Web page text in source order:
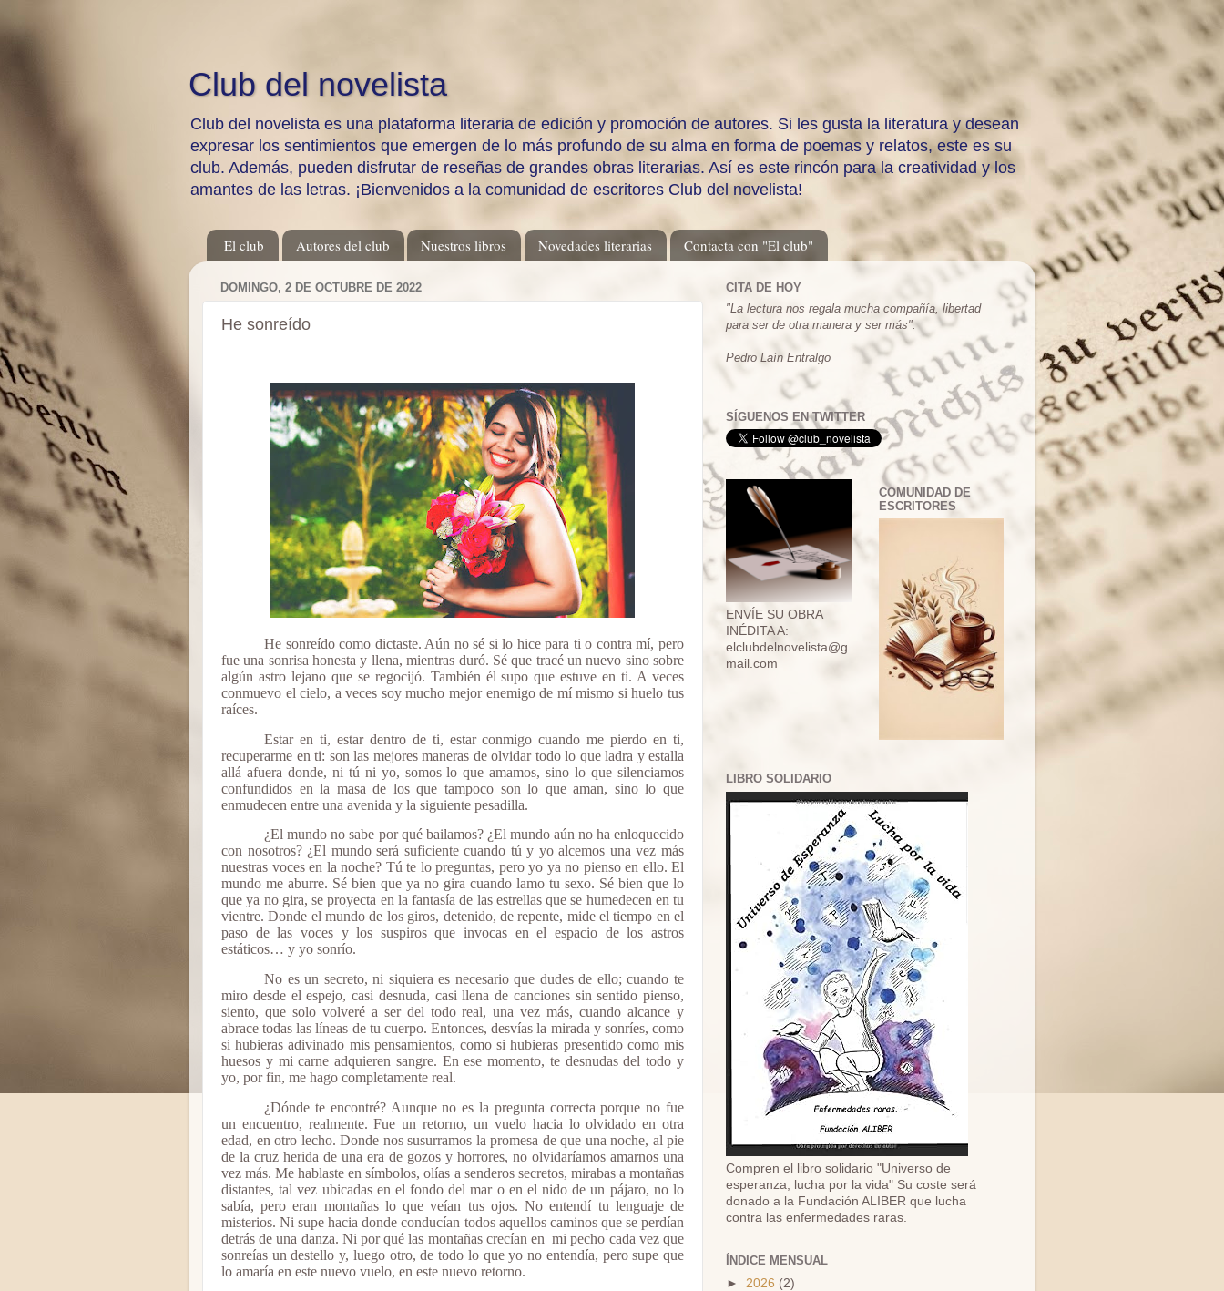
Club del novelista
Club del novelista es una plataforma literaria de edición y promoción de autores. Si les gusta la literatura y desean
expresar los sentimientos que emergen de lo más profundo de su alma en forma de poemas y relatos, este es su
club. Además, pueden disfrutar de reseñas de grandes obras literarias. Así es este rincón para la creatividad y los
amantes de las letras. ¡Bienvenidos a la comunidad de escritores Club del novelista!
El club Autores del club Nuestros libros Novedades literarias Contacta con "El club"
DOMINGO, 2 DE OCTUBRE DE 2022
He sonreído
He sonreído como dictaste. Aún no sé si lo hice para ti o contra mí, pero
fue una sonrisa honesta y llena, mientras duró. Sé que tracé un nuevo sino sobre
algún astro lejano que se regocijó. También él supo que estuve en ti. A veces
conmuevo el cielo, a veces soy mucho mejor enemigo de mí mismo si huelo tus
raíces.
Estar en ti, estar dentro de ti, estar conmigo cuando me pierdo en ti,
recuperarme en ti: son las mejores maneras de olvidar todo lo que ladra y estalla
allá afuera donde, ni tú ni yo, somos lo que amamos, sino lo que silenciamos
confundidos en la masa de los que tampoco son lo que aman, sino lo que
enmudecen entre una avenida y la siguiente pesadilla.
¿El mundo no sabe por qué bailamos? ¿El mundo aún no ha enloquecido
con nosotros? ¿El mundo será suficiente cuando tú y yo alcemos una vez más
nuestras voces en la noche? Tú te lo preguntas, pero yo ya no pienso en ello. El
mundo me aburre. Sé bien que ya no gira cuando lamo tu sexo. Sé bien que lo
que ya no gira, se proyecta en la fantasía de las estrellas que se humedecen en tu
vientre. Donde el mundo de los giros, detenido, de repente, mide el tiempo en el
paso de las voces y los suspiros que invocas en el espacio de los astros
estáticos… y yo sonrío.
No es un secreto, ni siquiera es necesario que dudes de ello; cuando te
miro desde el espejo, casi desnuda, casi llena de canciones sin sentido pienso,
siento, que solo volveré a ser del todo real, una vez más, cuando alcance y
abrace todas las líneas de tu cuerpo. Entonces, desvías la mirada y sonríes, como
si hubieras adivinado mis pensamientos, como si hubieras presentido como mis
huesos y mi carne adquieren sangre. En ese momento, te desnudas del todo y
yo, por fin, me hago completamente real.
¿Dónde te encontré? Aunque no es la pregunta correcta porque no fue
un encuentro, realmente. Fue un retorno, un vuelo hacia lo olvidado en otra
edad, en otro lecho. Donde nos susurramos la promesa de que una noche, al pie
de la cruz herida de una era de gozos y horrores, no olvidaríamos amarnos una
vez más. Me hablaste en símbolos, olías a senderos secretos, mirabas a montañas
distantes, tal vez ubicadas en el fondo del mar o en el nido de un pájaro, no lo
sabía, pero eran montañas lo que veían tus ojos. No entendí tu lenguaje de
misterios. Ni supe hacia donde conducían todos aquellos caminos que se perdían
detrás de una danza. Ni por qué las montañas crecían en mi pecho cada vez que
sonreías un destello y, luego otro, de todo lo que yo no entendía, pero supe que
lo amaría en este nuevo vuelo, en este nuevo retorno.
CITA DE HOY
"La lectura nos regala mucha compañía, libertad
para ser de otra manera y ser más".
Pedro Laín Entralgo
SÍGUENOS EN TWITTER
ENVÍE SU OBRA
INÉDITA A:
elclubdelnovelista@g
mail.com
COMUNIDAD DE
ESCRITORES
LIBRO SOLIDARIO
Compren el libro solidario "Universo de
esperanza, lucha por la vida" Su coste será
donado a la Fundación ALIBER que lucha
contra las enfermedades raras.
ÍNDICE MENSUAL
► 2026 (2)